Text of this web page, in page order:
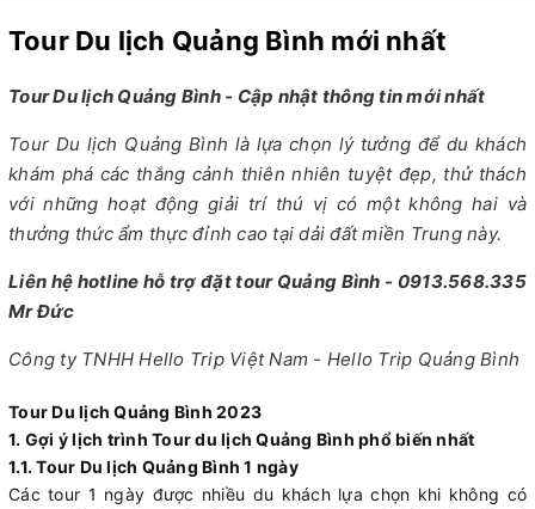
Tour Du lịch Quảng Bình mới nhất
Tour Du lịch Quảng Bình - Cập nhật thông tin mới nhất
Tour Du lịch Quảng Bình là lựa chọn lý tưởng để du khách
khám phá các thắng cảnh thiên nhiên tuyệt đẹp, thử thách
với những hoạt động giải trí thú vị có một không hai và
thưởng thức ẩm thực đỉnh cao tại dải đất miền Trung này.
Liên hệ hotline hỗ trợ đặt tour Quảng Bình - 0913.568.335
Mr Đức
Công ty TNHH Hello Trip Việt Nam - Hello Trip Quảng Bình
Tour Du lịch Quảng Bình 2023
1. Gợi ý lịch trình Tour du lịch Quảng Bình phổ biến nhất
1.1. Tour Du lịch Quảng Bình 1 ngày
Các tour 1 ngày được nhiều du khách lựa chọn khi không có